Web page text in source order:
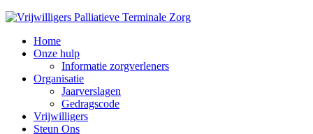
Home
Onze hulp
Informatie zorgverleners
Organisatie
Jaarverslagen
Gedragscode
Vrijwilligers
Steun Ons